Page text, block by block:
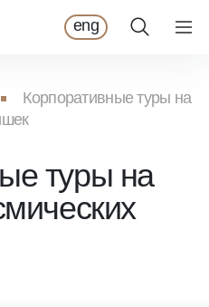
eng
Корпоративные туры на
туры на